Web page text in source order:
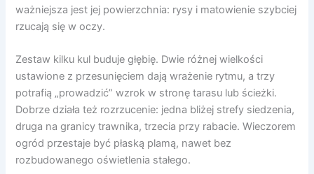
ważniejsza jest jej powierzchnia: rysy i matowienie szybciej
rzucają się w oczy.
Zestaw kilku kul buduje głębię. Dwie różnej wielkości
ustawione z przesunięciem dają wrażenie rytmu, a trzy
potrafią „prowadzić” wzrok w stronę tarasu lub ścieżki.
Dobrze działa też rozrzucenie: jedna bliżej strefy siedzenia,
druga na granicy trawnika, trzecia przy rabacie. Wieczorem
ogród przestaje być płaską plamą, nawet bez
rozbudowanego oświetlenia stałego.